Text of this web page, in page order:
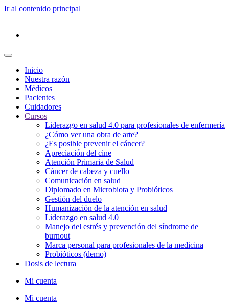
Ir al contenido principal
Inicio
Nuestra razón
Médicos
Pacientes
Cuidadores
Cursos
Liderazgo en salud 4.0 para profesionales de enfermería
¿Cómo ver una obra de arte?
¿Es posible prevenir el cáncer?
Apreciación del cine
Atención Primaria de Salud
Cáncer de cabeza y cuello
Comunicación en salud
Diplomado en Microbiota y Probióticos
Gestión del duelo
Humanización de la atención en salud
Liderazgo en salud 4.0
Manejo del estrés y prevención del síndrome de
burnout
Marca personal para profesionales de la medicina
Probióticos (demo)
Dosis de lectura
Mi cuenta
Mi cuenta